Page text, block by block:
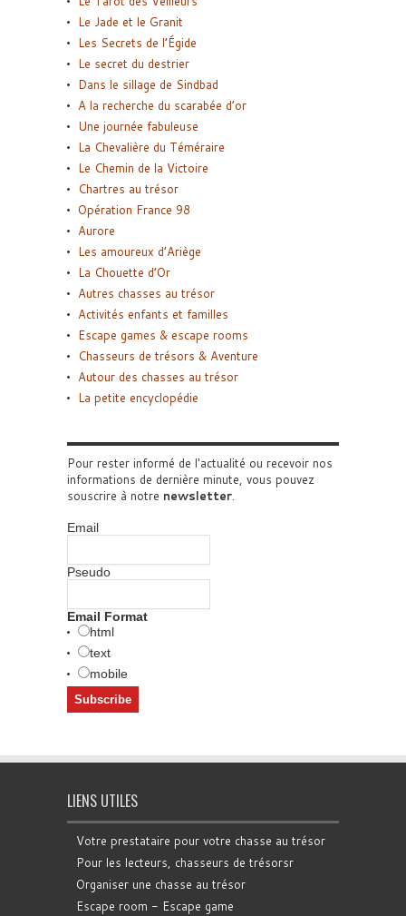
Le Jade et le Granit
Les Secrets de l’Égide
Le secret du destrier
Dans le sillage de Sindbad
A la recherche du scarabée d’or
Une journée fabuleuse
La Chevalière du Téméraire
Le Chemin de la Victoire
Chartres au trésor
Opération France 98
Aurore
Les amoureux d’Ariège
La Chouette d’Or
Autres chasses au trésor
Activités enfants et familles
Escape games & escape rooms
Chasseurs de trésors & Aventure
Autour des chasses au trésor
La petite encyclopédie
Pour rester informé de l'actualité ou recevoir nos
informations de dernière minute, vous pouvez
souscrire à notre newsletter.
Email
Pseudo
Email Format
html
text
mobile
LIENS UTILES
Votre prestataire pour votre chasse au trésor
Pour les lecteurs, chasseurs de trésorsr
Organiser une chasse au trésor
Escape room - Escape game